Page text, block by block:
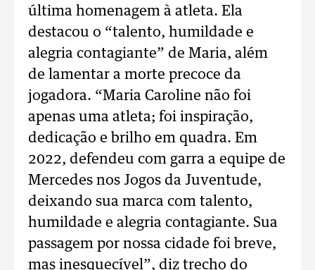
última homenagem à atleta. Ela
destacou o “talento, humildade e
alegria contagiante” de Maria, além
de lamentar a morte precoce da
jogadora. “Maria Caroline não foi
apenas uma atleta; foi inspiração,
dedicação e brilho em quadra. Em
2022, defendeu com garra a equipe de
Mercedes nos Jogos da Juventude,
deixando sua marca com talento,
humildade e alegria contagiante. Sua
passagem por nossa cidade foi breve,
mas inesquecível”, diz trecho do